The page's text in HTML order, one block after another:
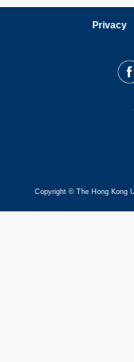
Privacy
Copyright © The Hong Kong